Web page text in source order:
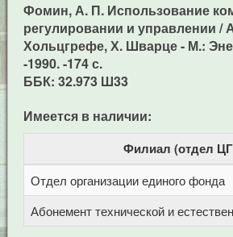
Фомин, А. П. Использование
регулировании и управлении /
Хольцгрефе, Х. Шварце - М.:
-1990. -174 с.
ББК: 32.973 Ш33
Имеется в наличии:
Филиал (отдел
Отдел организации единого фонда
Абонемент технической и